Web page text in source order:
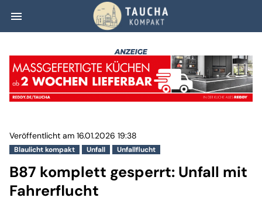
menu B87 komplett
Blaulicht kompakt Unfall Unfallflucht
Veröffentlicht am 16.01.2026 19:38
B87 komplett gesperrt: Unfall mit
Fahrerflucht